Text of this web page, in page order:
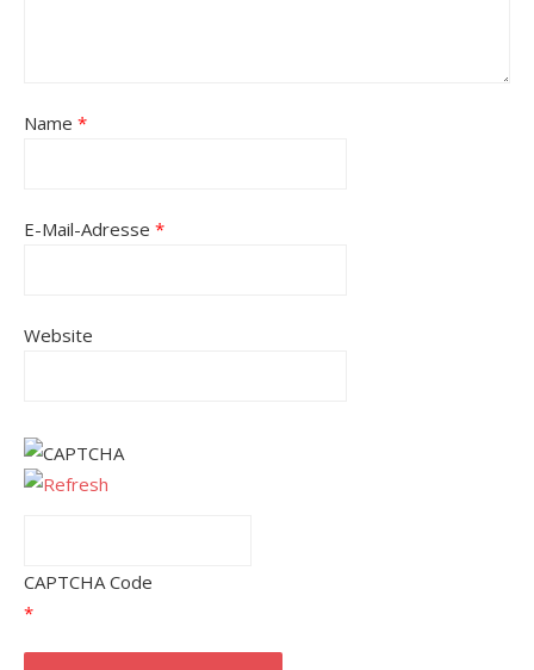
Name *
E-Mail-Adresse *
Website
CAPTCHA Code
*